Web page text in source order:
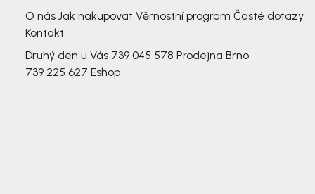
O nás Jak nakupovat Věrnostní program Časté dotazy
Kontakt
Druhý den u Vás 739 045 578 Prodejna Brno
739 225 627 Eshop